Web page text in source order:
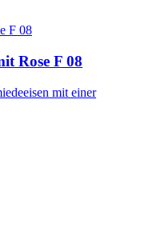
Rose F 08
mit einer